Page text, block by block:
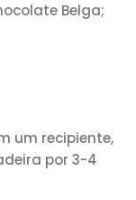
Belga;
um recipiente,
por 3-4